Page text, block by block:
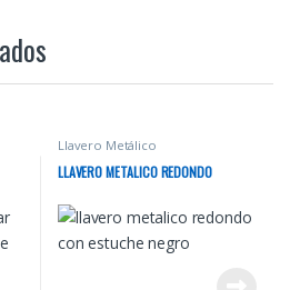
Llavero Metálico
LLAVERO METALICO REDONDO